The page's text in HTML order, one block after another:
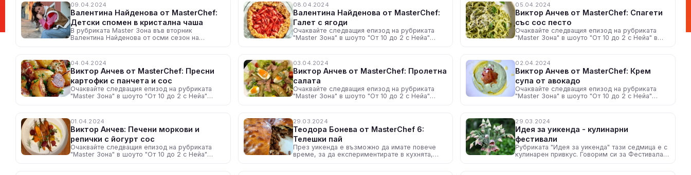
09.04.2024
Валентина Найденова от MasterChef:
Детски спомен в кристална чаша
В рубриката Master Зона във вторник
Валентина Найденова от осми сезон на
08.04.2024
Валентина Найденова от MasterChef:
Галет с ягоди
Очаквайте следващия епизод на рубриката
"Master Зона" в шоуто "От 10 до 2 с Нейа"
05.04.2024
Виктор Анчев от MasterChef: Спагети
със сос песто
Очаквайте следващия епизод на рубриката
"Master Зона" в шоуто "От 10 до 2 с Нейа" в
04.04.2024
Виктор Анчев от MasterChef: Пресни
картофки с панчета и сос
Очаквайте следващия епизод на рубриката
"Master Зона" в шоуто "От 10 до 2 с Нейа"
03.04.2024
Виктор Анчев от MasterChef: Пролетна
салата
Очаквайте следващия епизод на рубриката
"Master Зона" в шоуто "От 10 до 2 с Нейа"
02.04.2024
Виктор Анчев от MasterChef: Крем
супа от авокадо
Очаквайте следващия епизод на рубриката
"Master Зона" в шоуто "От 10 до 2 с Нейа"
01.04.2024
Виктор Анчев: Печени моркови и
репички с йогурт сос
Очаквайте следващия епизод на рубриката
"Master Зона" в шоуто "От 10 до 2 с Нейа"
29.03.2024
Теодора Бонева от MasterChef 6:
Телешки пай
През уикенда е възможно да имате повече
време, за да експериментирате в кухнята,
29.03.2024
Идея за уикенда - кулинарни
фестивали
Рубриката "Идея за уикенда" тази седмица е с
кулинарен привкус. Говорим си за Фестивала